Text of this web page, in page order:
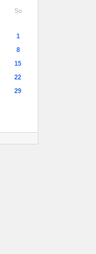
So
1
8
15
22
29